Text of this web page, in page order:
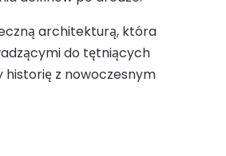
architekturą, która
do tętniących
historię z nowoczesnym